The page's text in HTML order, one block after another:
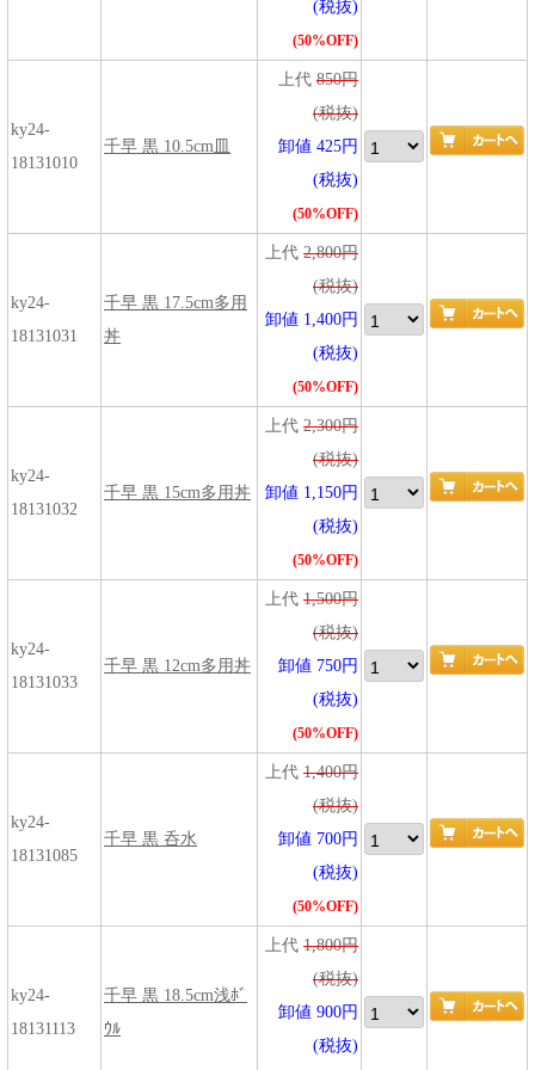
(税抜)
(50%OFF)
ky24-
18131010
千早 黒 10.5cm皿
上代 850円
(税抜)
卸値 425円
(税抜)
(50%OFF)
ky24-
18131031
千早 黒 17.5cm多用
丼
上代 2,800円
(税抜)
卸値 1,400円
(税抜)
(50%OFF)
ky24-
18131032
千早 黒 15cm多用丼
上代 2,300円
(税抜)
卸値 1,150円
(税抜)
(50%OFF)
ky24-
18131033
千早 黒 12cm多用丼
上代 1,500円
(税抜)
卸値 750円
(税抜)
(50%OFF)
ky24-
18131085
千早 黒 呑水
上代 1,400円
(税抜)
卸値 700円
(税抜)
(50%OFF)
ky24-
18131113
千早 黒 18.5cm浅ﾎﾞ
ｳﾙ
上代 1,800円
(税抜)
卸値 900円
(税抜)